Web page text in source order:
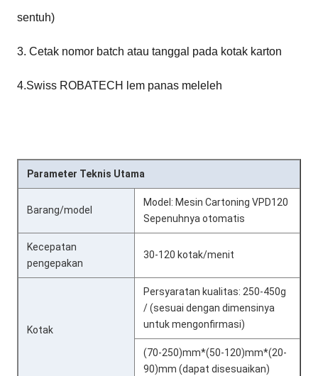
sentuh)
3. Cetak nomor batch atau tanggal pada kotak karton
4.Swiss ROBATECH lem panas meleleh
Parameter Teknis Utama
Barang/model
Model: Mesin Cartoning VPD120
Sepenuhnya otomatis
Kecepatan
pengepakan
30-120 kotak/menit
Kotak
Persyaratan kualitas: 250-450g
/ (sesuai dengan dimensinya
untuk mengonfirmasi)
(70-250)mm*(50-120)mm*(20-
90)mm (dapat disesuaikan)